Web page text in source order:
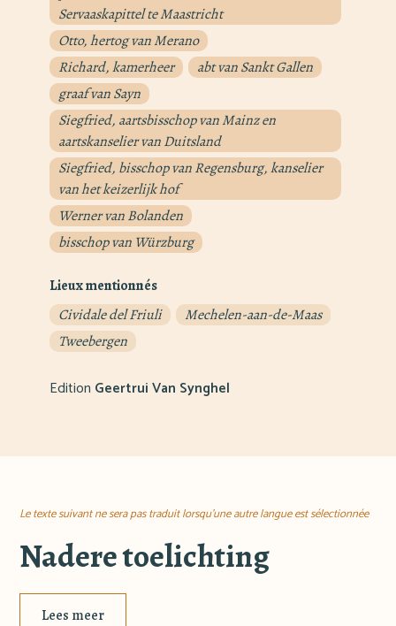
Servaaskapittel te Maastricht
Otto, hertog van Merano
Richard, kamerheer
abt van Sankt Gallen
graaf van Sayn
Siegfried, aartsbisschop van Mainz en
aartskanselier van Duitsland
Siegfried, bisschop van Regensburg, kanselier
van het keizerlijk hof
Werner van Bolanden
bisschop van Würzburg
Lieux mentionnés
Cividale del Friuli
Mechelen-aan-de-Maas
Tweebergen
Edition Geertrui Van Synghel
Le texte suivant ne sera pas traduit lorsqu'une autre langue est sélectionnée
Nadere toelichting
Lees meer